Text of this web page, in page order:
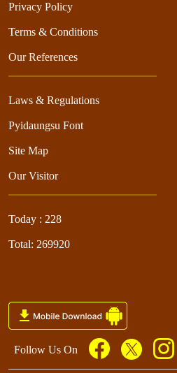
Privacy Policy
Terms & Conditions
Our References
Laws & Regulations
Pyidaungsu Font
Site Map
Our Visitor
Today : 228
Total: 269920
Follow Us On